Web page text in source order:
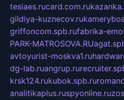
tesiaes.rucard.com.ru
gildiya-kuznecov.ru
griffoncom.spb.rufabrika-
PARK-MATROSOVA.RU
avtoyurist-moskva1.ru
dg-lab.ruangrup.ru
krsk124.rukubok.spb.ru
analitikaplus.ruspyonline.ru